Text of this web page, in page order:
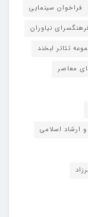
فراخوان سینمایی
نیاوران
تئاتر لبخند
معاصر
ارشاد اسلامی